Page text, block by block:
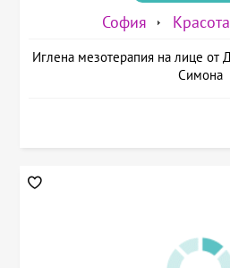
София
Иглена мезотерапия на лице от
Симона